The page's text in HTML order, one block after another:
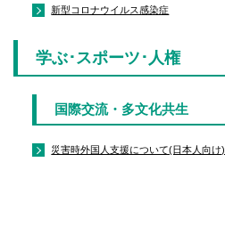
新型コロナウイルス感染症
学ぶ･スポーツ･人権
国際交流・多文化共生
災害時外国人支援について(日本人向け)